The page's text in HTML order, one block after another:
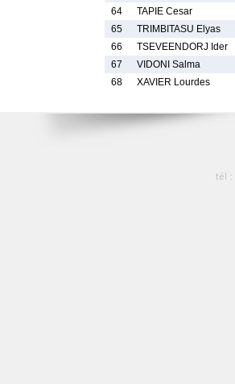
64
TAPIE Cesar
65
TRIMBITASU Elyas
66
TSEVEENDORJ Ider
67
VIDONI Salma
68
XAVIER Lourdes
tél :